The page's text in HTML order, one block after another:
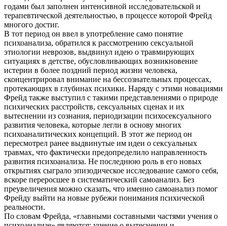
годами был заполнен интенсивной исследовательской и
терапевтической деятельностью, в процессе которой Фрейд
многого достиг.
В тот период он ввел в употребление само понятие
психоанализа, обратился к рассмотрению сексуальной
этиологии неврозов, выдвинул идею о травмирующих
ситуациях в детстве, обусловливающих возникновение
истерии в более поздний период жизни человека,
сконцентрировал внимание на бессознательных процессах,
протекающих в глубинах психики. Наряду с этими новациями
Фрейд также выступил с такими представлениями о природе
психических расстройств, сексуальных сценах и их
вытеснении из сознания, периодизации психосексуального
развития человека, которые легли в основу многих
психоаналитических концепций. В этот же период он
пересмотрел ранее выдвинутые им идеи о сексуальных
травмах, что фактически предопределило направленность
развития психоанализа. Не последнюю роль в его новых
открытиях сыграло эпизодическое исследование самого себя,
вскоре переросшее в систематический самоанализ. Без
преувеличения можно сказать, что именно самоанализ помог
Фрейду выйти на новые рубежи понимания психической
реальности.
По словам Фрейда, «главными составными частями учения о